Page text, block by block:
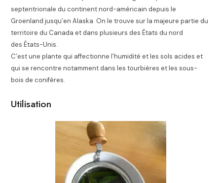
septentrionale du continent nord-américain depuis le
Groenland jusqu’en Alaska. On le trouve sur la majeure partie du
territoire du Canada et dans plusieurs des États du nord
des États-Unis.
C’est une plante qui affectionne l’humidité et les sols acides et
qui se rencontre notamment dans les tourbières et les sous-
bois de conifères.
Utilisation